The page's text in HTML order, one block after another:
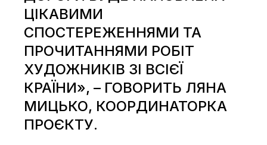
ЦІКАВИМИ
СПОСТЕРЕЖЕННЯМИ ТА
ПРОЧИТАННЯМИ РОБІТ
ХУДОЖНИКІВ ЗІ ВСІЄЇ
КРАЇНИ», – ГОВОРИТЬ ЛЯНА
МИЦЬКО, КООРДИНАТОРКА
ПРОЄКТУ.